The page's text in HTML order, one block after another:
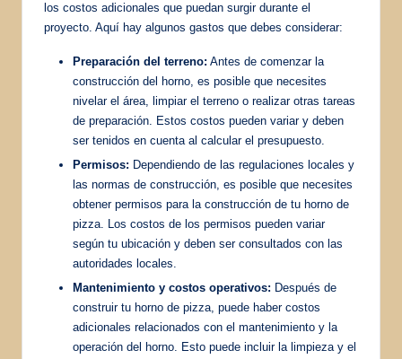
los costos adicionales que puedan surgir durante el
proyecto. Aquí hay algunos gastos que debes considerar:
Preparación del terreno: Antes de comenzar la
construcción del horno, es posible que necesites
nivelar el área, limpiar el terreno o realizar otras tareas
de preparación. Estos costos pueden variar y deben
ser tenidos en cuenta al calcular el presupuesto.
Permisos: Dependiendo de las regulaciones locales y
las normas de construcción, es posible que necesites
obtener permisos para la construcción de tu horno de
pizza. Los costos de los permisos pueden variar
según tu ubicación y deben ser consultados con las
autoridades locales.
Mantenimiento y costos operativos: Después de
construir tu horno de pizza, puede haber costos
adicionales relacionados con el mantenimiento y la
operación del horno. Esto puede incluir la limpieza y el